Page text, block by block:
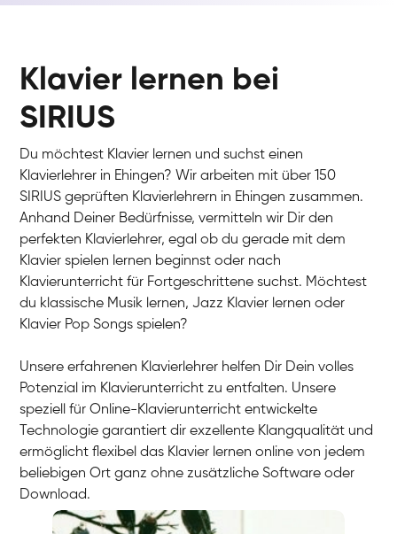
Klavier lernen bei
SIRIUS
Du möchtest Klavier lernen und suchst einen
Klavierlehrer in Ehingen? Wir arbeiten mit über 150
SIRIUS geprüften Klavierlehrern in Ehingen zusammen.
Anhand Deiner Bedürfnisse, vermitteln wir Dir den
perfekten Klavierlehrer, egal ob du gerade mit dem
Klavier spielen lernen beginnst oder nach
Klavierunterricht für Fortgeschrittene suchst. Möchtest
du klassische Musik lernen, Jazz Klavier lernen oder
Klavier Pop Songs spielen?
Unsere erfahrenen Klavierlehrer helfen Dir Dein volles
Potenzial im Klavierunterricht zu entfalten. Unsere
speziell für Online-Klavierunterricht entwickelte
Technologie garantiert dir exzellente Klangqualität und
ermöglicht flexibel das Klavier lernen online von jedem
beliebigen Ort ganz ohne zusätzliche Software oder
Download.